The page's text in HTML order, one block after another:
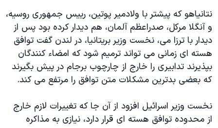
نرگس محمدی برنده جایزه نوبل صلح
همایش محافظه‌کاران آمریکا «سی‌پک»
صفحه‌های ویژه
سفر پرزیدنت ترامپ به چین
نتانیاهو که پیشتر با ولادمیر پوتین، رییس جمهوری روسیه،
و آنگلا مرکل، صدراعظم آلمان، هم دیدار کرده بود پس از
دیدار با ترزا می، نخست وزیر بریتانیا، در لندن گفت توافق
هسته ای زمانی می تواند ترمیم شود که امضاء کنندگان
بپذیرند تدابیری را خارج از چارچوب برجام در پیش بگیرند
که بعضی بدترین مشکلات متن توافق را مرتفع می کند.
نخست وزیر اسرائیل افزود از آن جا که تغییرات لازم خارج
از محدوده توافق هسته ای قرار دارد، نیازی به مذاکره